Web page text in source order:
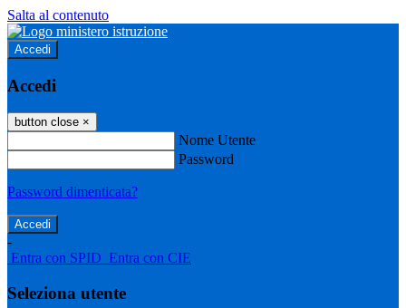
Salta al contenuto
Accedi
Accedi
button close ×
Nome Utente
Password
Password dimenticata?
-
Entra con SPID Entra con CIE
Seleziona utente